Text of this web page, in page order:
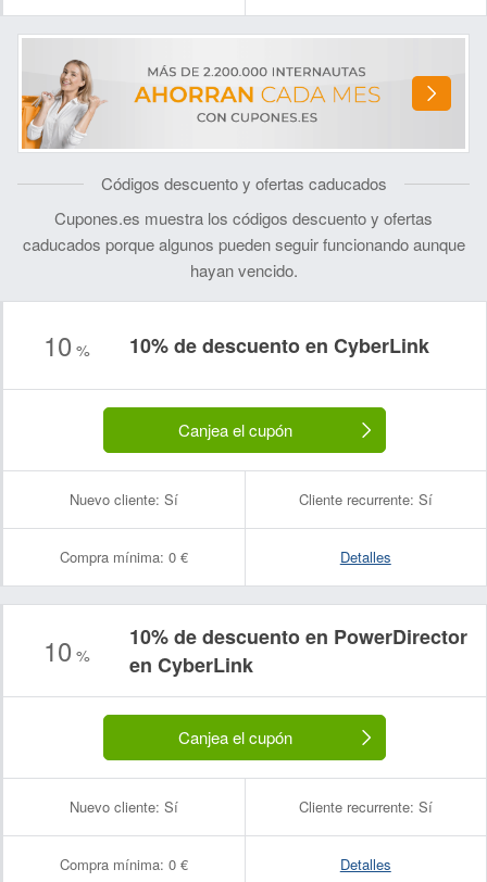
Códigos descuento y ofertas caducados
Cupones.es muestra los códigos descuento y ofertas
caducados porque algunos pueden seguir funcionando aunque
hayan vencido.
10 % 10% de descuento en CyberLink
Canjea el cupón
Nuevo cliente: Sí Cliente recurrente: Sí
Compra mínima: 0 € Detalles
10 %
10% de descuento en PowerDirector
en CyberLink
Canjea el cupón
Nuevo cliente: Sí Cliente recurrente: Sí
Compra mínima: 0 € Detalles